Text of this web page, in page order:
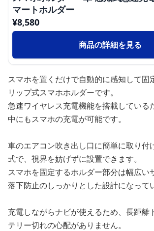
マートホルダー
¥8,580
商品の詳細を見る
スマホを置くだけで自動的に感知して固
リップ式スマホホルダーです。
急速ワイヤレス充電機能を搭載している
中にもスマホの充電が可能です。
車のエアコン吹き出し口に簡単に取り付
式で、視界を妨げずに設置できます。
スマホを固定するホルダー部分は幅広い
落下防止のしっかりとした設計になって
充電しながらナビが使えるため、長距離
テリー切れの心配がありません。